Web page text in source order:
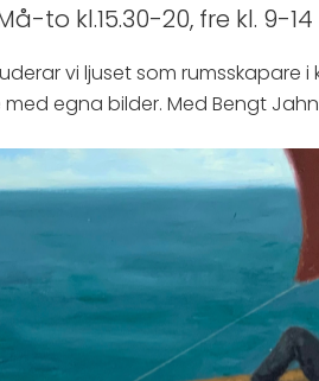
to kl.15.30-20, fre kl. 9-14
vi ljuset som rumsskapare
egna bilder. Med Bengt